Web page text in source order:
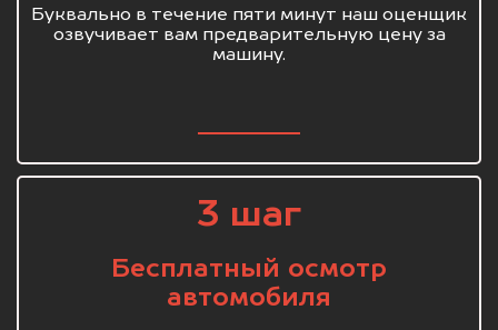
Буквально в течение пяти минут наш оценщик
озвучивает вам предварительную цену за
машину.
3 шаг
Бесплатный осмотр
автомобиля